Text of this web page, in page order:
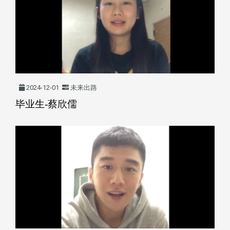
2024-12-01 未来出路
毕业生-蔡欣儒